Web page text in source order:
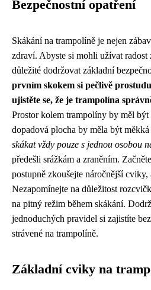
Bezpečnostní opatření
Skákání na trampolíně je nejen
zdraví. Abyste si mohli užívat radost
důležité dodržovat základní
prvním skokem si pečlivě
ujistěte se, že je trampolína
Prostor kolem trampolíny by měl
dopadová plocha by měla být měkká
skákat vždy pouze s jednou osobou
předešli srážkám a zraněním.
postupně zkoušejte náročnější
Nezapomínejte na důležitost
na pitný režim během skákání.
jednoduchých pravidel si zajistíte
strávené na trampolíně.
Základní cviky na